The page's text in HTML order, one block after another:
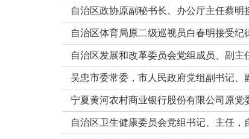
自治区政协原副秘书长、办公厅主任蔡明
自治区体育局原二级巡视员白春明接受纪
自治区发展和改革委员会党组成员、副
吴忠市委常委，市人民政府党组副书记
宁夏黄河农村商业银行股份有限公司原
自治区卫生健康委员会党组书记、主任